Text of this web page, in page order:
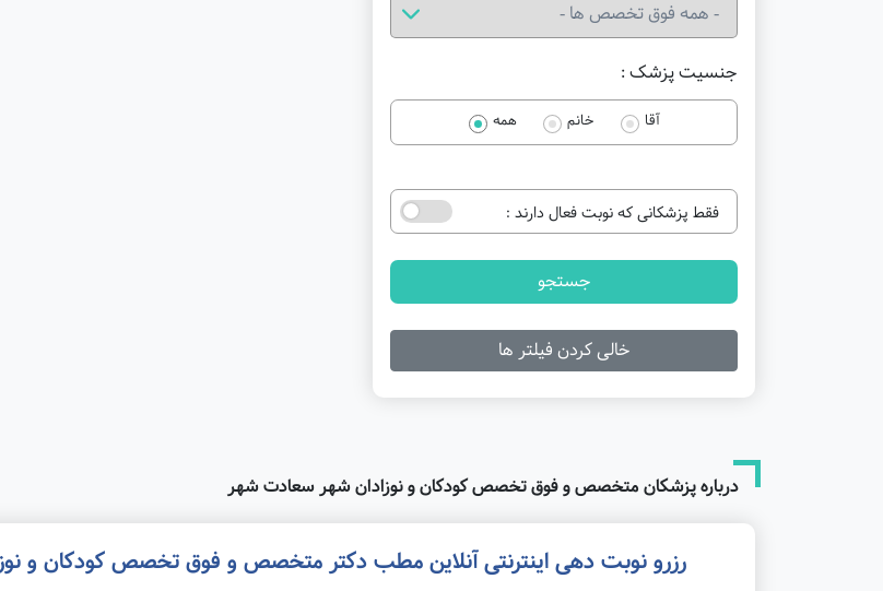
جنسیت پزشک :
آقا خانم همه
فقط پزشکانی که نوبت فعال دارند :
جستجو
خالی کردن فیلتر ها
درباره پزشکان متخصص و فوق تخصص کودکان و نوزادان شهر سعادت شهر
رزرو نوبت دهی اینترنتی آنلاین مطب دکتر متخصص و فوق تخصص کودکان و